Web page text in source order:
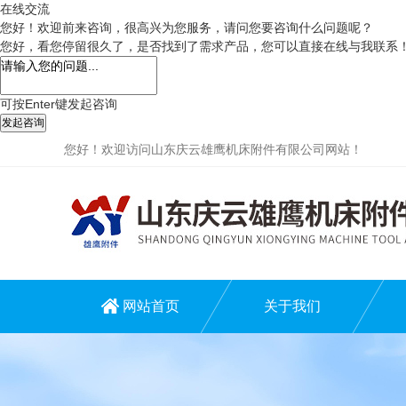
在线交流
您好！欢迎前来咨询，很高兴为您服务，请问您要咨询什么问题呢？
您好，看您停留很久了，是否找到了需求产品，您可以直接在线与我联系！
可按Enter键发起咨询
发起咨询
您好！欢迎访问山东庆云雄鹰机床附件有限公司网站！
网站首页 关于我们